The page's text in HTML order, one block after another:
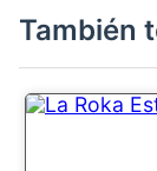
También